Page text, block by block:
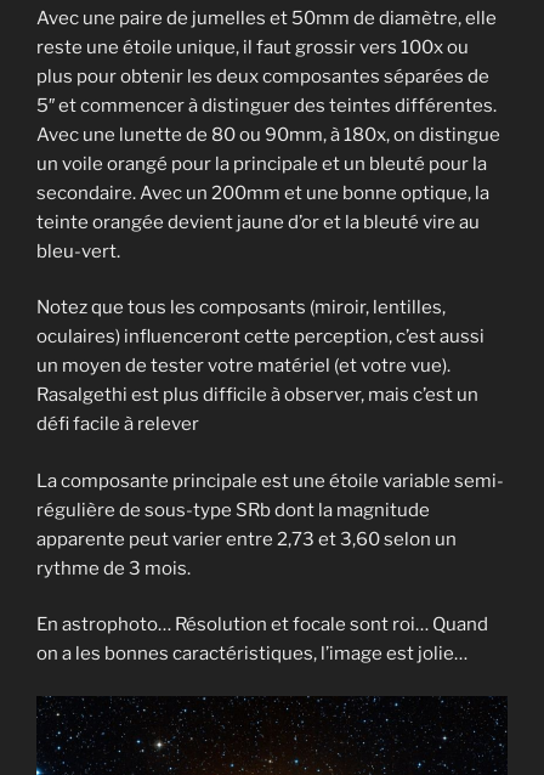
Avec une paire de jumelles et 50mm de diamètre, elle
reste une étoile unique, il faut grossir vers 100x ou
plus pour obtenir les deux composantes séparées de
5″ et commencer à distinguer des teintes différentes.
Avec une lunette de 80 ou 90mm, à 180x, on distingue
un voile orangé pour la principale et un bleuté pour la
secondaire. Avec un 200mm et une bonne optique, la
teinte orangée devient jaune d’or et la bleuté vire au
bleu-vert.
Notez que tous les composants (miroir, lentilles,
oculaires) influenceront cette perception, c’est aussi
un moyen de tester votre matériel (et votre vue).
Rasalgethi est plus difficile à observer, mais c’est un
défi facile à relever
La composante principale est une étoile variable semi-
régulière de sous-type SRb dont la magnitude
apparente peut varier entre 2,73 et 3,60 selon un
rythme de 3 mois.
En astrophoto… Résolution et focale sont roi… Quand
on a les bonnes caractéristiques, l’image est jolie…